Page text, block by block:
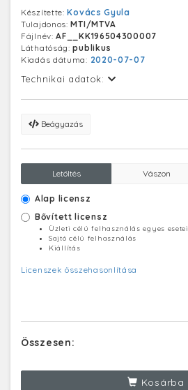
Készítette:Kovács Gyula
Tulajdonos:MTI/MTVA
Fájlnév:AF__KK196504300007
Láthatóság:publikus
Kiadás dátuma: 2020-07-07
Technikai adatok:
Beágyazás
Letöltés Vászon
Alap licensz
Bővített licensz
Üzleti célú felhasználás egyes esetei
Sajtó célú felhasználás
Kiállítás
Licenszek összehasonlítása
Összesen:
Kosárba